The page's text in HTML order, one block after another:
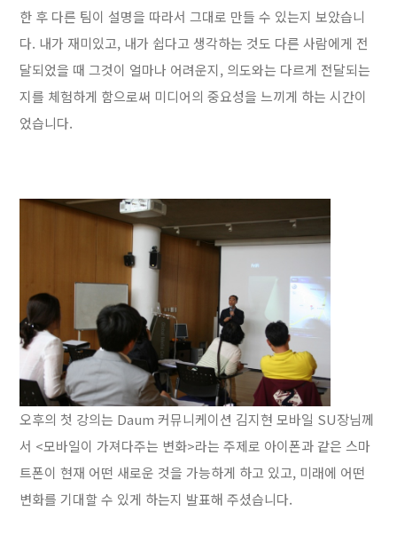
한 후 다른 팀이 설명을 따라서 그대로 만들 수 있는지 보았습니
다. 내가 재미있고, 내가 쉽다고 생각하는 것도 다른 사람에게 전
달되었을 때 그것이 얼마나 어려운지, 의도와는 다르게 전달되는
지를 체험하게 함으로써 미디어의 중요성을 느끼게 하는 시간이
었습니다.
오후의 첫 강의는 Daum 커뮤니케이션 김지현 모바일 SU장님께
서 <모바일이 가져다주는 변화>라는 주제로 아이폰과 같은 스마
트폰이 현재 어떤 새로운 것을 가능하게 하고 있고, 미래에 어떤
변화를 기대할 수 있게 하는지 발표해 주셨습니다.